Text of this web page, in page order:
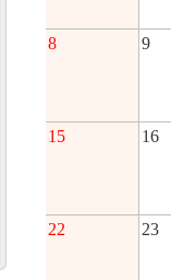
8 9
15 16
22 23